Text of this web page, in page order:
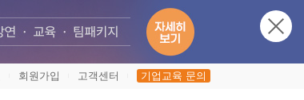
회원가입 고객센터 기업교육 문의